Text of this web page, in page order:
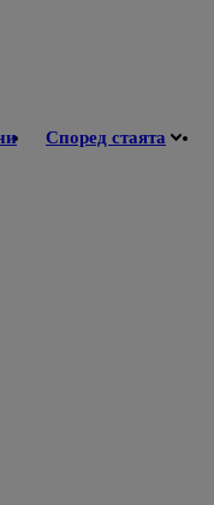
Според стаята